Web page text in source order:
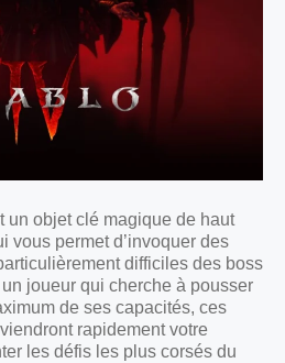
un objet clé magique de haut
vous permet d’invoquer des
difficiles des boss
joueur qui cherche à pousser
de ses capacités, ces
rapidement votre
les défis les plus corsés du